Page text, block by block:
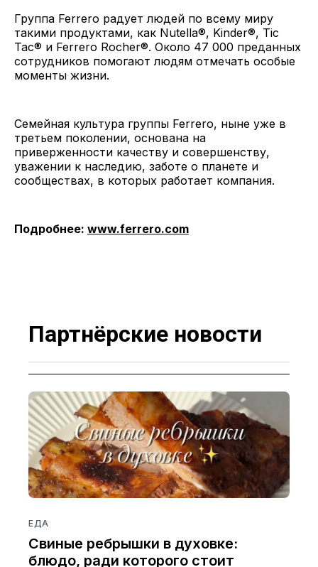
Группа Ferrero радует людей по всему миру
такими продуктами, как Nutella®, Kinder®, Tic
Tac® и Ferrero Rocher®. Около 47 000 преданных
сотрудников помогают людям отмечать особые
моменты жизни.
Семейная культура группы Ferrero, ныне уже в
третьем поколении, основана на
приверженности качеству и совершенству,
уважении к наследию, заботе о планете и
сообществах, в которых работает компания.
Подробнее: www.ferrero.com
Партнёрские новости
ЕДА
Свиные ребрышки в духовке:
блюдо, ради которого стоит